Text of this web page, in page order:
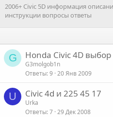
2006+ Civic 5D информация
инструкции вопросы ответы
G Honda Civic 4D
G3molgob1n
Ответы 9 20 Янв 2009
U Civic 4d и 225 45 17
Urka
Ответы 7 29 Дек 2008